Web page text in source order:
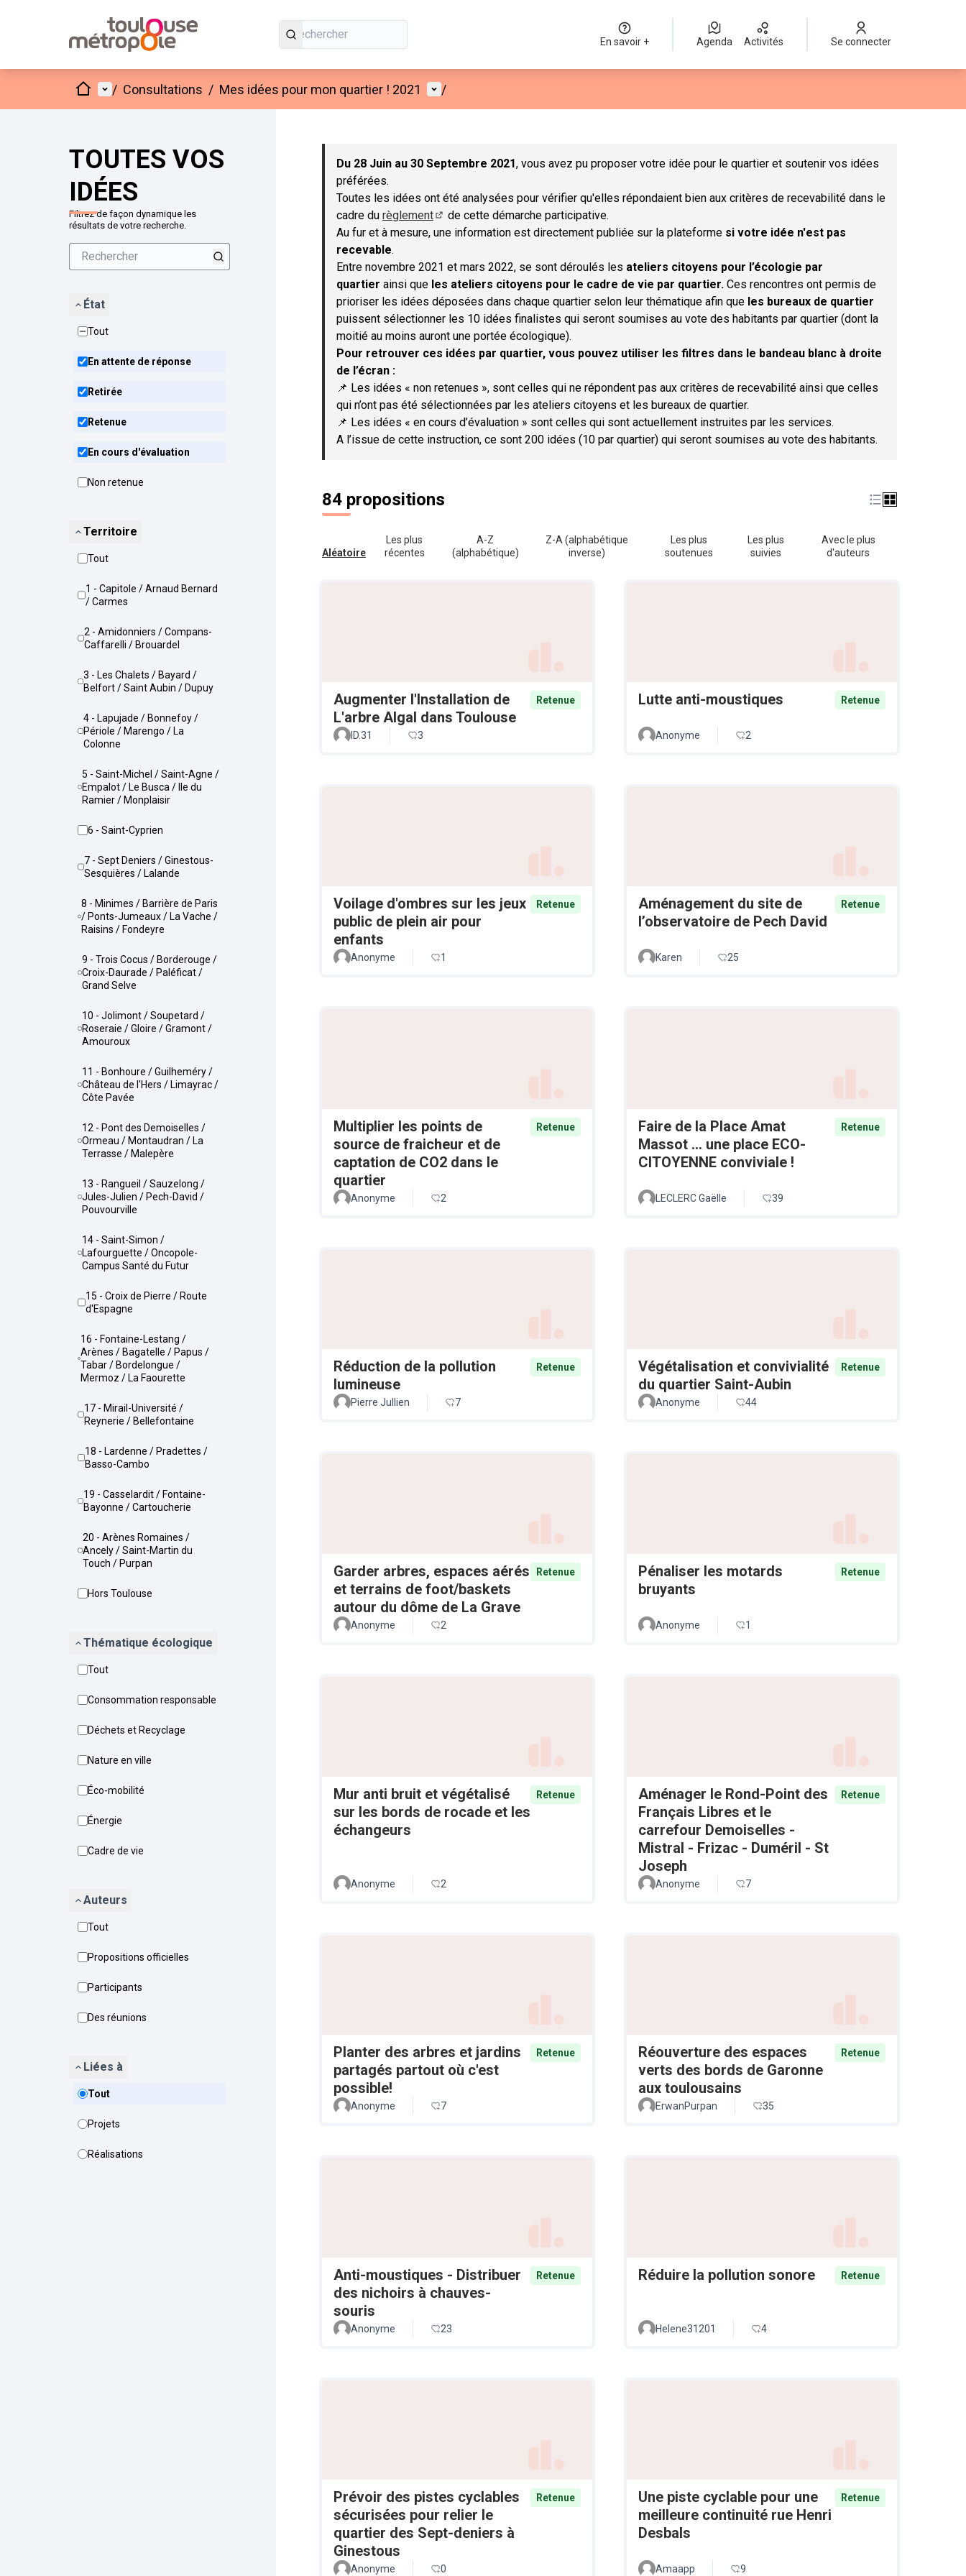
En savoir + Agenda Activités Se connecter
AccueilMenu principal
/ Consultations / Mes idées pour mon quartier ! 2021 Menu utilisateur
/
TOUTES VOS
IDÉES
Filtrez de façon dynamique les
résultats de votre recherche.
État
Tout
En attente de réponse
Retirée
Retenue
En cours d'évaluation
Non retenue
Territoire
Tout
1 - Capitole / Arnaud Bernard
/ Carmes
2 - Amidonniers / Compans-
Caffarelli / Brouardel
3 - Les Chalets / Bayard /
Belfort / Saint Aubin / Dupuy
4 - Lapujade / Bonnefoy /
Périole / Marengo / La
Colonne
5 - Saint-Michel / Saint-Agne /
Empalot / Le Busca / Ile du
Ramier / Monplaisir
6 - Saint-Cyprien
7 - Sept Deniers / Ginestous-
Sesquières / Lalande
8 - Minimes / Barrière de Paris
/ Ponts-Jumeaux / La Vache /
Raisins / Fondeyre
9 - Trois Cocus / Borderouge /
Croix-Daurade / Paléficat /
Grand Selve
10 - Jolimont / Soupetard /
Roseraie / Gloire / Gramont /
Amouroux
11 - Bonhoure / Guilheméry /
Château de l'Hers / Limayrac /
Côte Pavée
12 - Pont des Demoiselles /
Ormeau / Montaudran / La
Terrasse / Malepère
13 - Rangueil / Sauzelong /
Jules-Julien / Pech-David /
Pouvourville
14 - Saint-Simon /
Lafourguette / Oncopole-
Campus Santé du Futur
15 - Croix de Pierre / Route
d'Espagne
16 - Fontaine-Lestang /
Arènes / Bagatelle / Papus /
Tabar / Bordelongue /
Mermoz / La Faourette
17 - Mirail-Université /
Reynerie / Bellefontaine
18 - Lardenne / Pradettes /
Basso-Cambo
19 - Casselardit / Fontaine-
Bayonne / Cartoucherie
20 - Arènes Romaines /
Ancely / Saint-Martin du
Touch / Purpan
Hors Toulouse
Thématique écologique
Tout
Consommation responsable
Déchets et Recyclage
Nature en ville
Éco-mobilité
Énergie
Cadre de vie
Auteurs
Tout
Propositions officielles
Participants
Des réunions
Liées à
Tout
Projets
Réalisations
Passer la carte
Du 28 Juin au 30 Septembre 2021, vous avez pu proposer votre idée pour le quartier et soutenir vos idées
préférées.
Toutes les idées ont été analysées pour vérifier qu'elles répondaient bien aux critères de recevabilité dans le
cadre du règlement
(S'ouvre dans un nouvel onglet)
de cette démarche participative.
Au fur et à mesure, une information est directement publiée sur la plateforme si votre idée n'est pas
recevable.
Entre novembre 2021 et mars 2022, se sont déroulés les ateliers citoyens pour l’écologie par
quartier ainsi que les ateliers citoyens pour le cadre de vie par quartier. Ces rencontres ont permis de
prioriser les idées déposées dans chaque quartier selon leur thématique afin que les bureaux de quartier
puissent sélectionner les 10 idées finalistes qui seront soumises au vote des habitants par quartier (dont la
moitié au moins auront une portée écologique).
Pour retrouver ces idées par quartier, vous pouvez utiliser les filtres dans le bandeau blanc à droite
de l’écran :
📌 Les idées « non retenues », sont celles qui ne répondent pas aux critères de recevabilité ainsi que celles
qui n’ont pas été sélectionnées par les ateliers citoyens et les bureaux de quartier.
📌 Les idées « en cours d’évaluation » sont celles qui sont actuellement instruites par les services.
A l’issue de cette instruction, ce sont 200 idées (10 par quartier) qui seront soumises au vote des habitants.
84 propositions
Aléatoire
Les plus
récentes
A-Z
(alphabétique)
Z-A (alphabétique
inverse)
Les plus
soutenues
Les plus
suivies
Avec le plus
d'auteurs
Augmenter l'Installation de
L'arbre Algal dans Toulouse
Retenue
ID.31 3
Lutte anti-moustiques Retenue
Anonyme 2
Voilage d'ombres sur les jeux
public de plein air pour
enfants
Retenue
Anonyme 1
Aménagement du site de
l’observatoire de Pech David
Retenue
Karen 25
Multiplier les points de
source de fraicheur et de
captation de CO2 dans le
quartier
Retenue
Anonyme 2
Faire de la Place Amat
Massot ... une place ECO-
CITOYENNE conviviale !
Retenue
LECLERC Gaëlle 39
Réduction de la pollution
lumineuse
Retenue
Pierre Jullien 7
Végétalisation et convivialité
du quartier Saint-Aubin
Retenue
Anonyme 44
Garder arbres, espaces aérés
et terrains de foot/baskets
autour du dôme de La Grave
Retenue
Anonyme 2
Pénaliser les motards
bruyants
Retenue
Anonyme 1
Mur anti bruit et végétalisé
sur les bords de rocade et les
échangeurs
Retenue
Anonyme 2
Aménager le Rond-Point des
Français Libres et le
carrefour Demoiselles -
Mistral - Frizac - Duméril - St
Joseph
Retenue
Anonyme 7
Planter des arbres et jardins
partagés partout où c'est
possible!
Retenue
Anonyme 7
Réouverture des espaces
verts des bords de Garonne
aux toulousains
Retenue
ErwanPurpan 35
Anti-moustiques - Distribuer
des nichoirs à chauves-
souris
Retenue
Anonyme 23
Réduire la pollution sonore Retenue
Helene31201 4
Prévoir des pistes cyclables
sécurisées pour relier le
quartier des Sept-deniers à
Ginestous
Retenue
Anonyme 0
Une piste cyclable pour une
meilleure continuité rue Henri
Desbals
Retenue
Amaapp 9